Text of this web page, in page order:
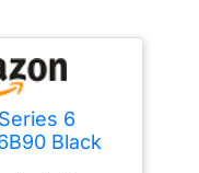
6
Black